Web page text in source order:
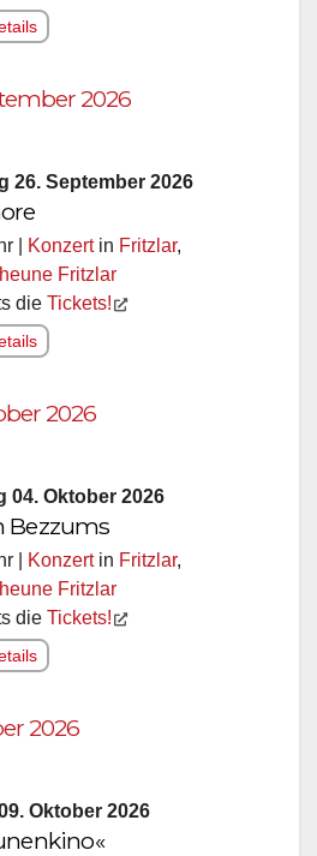
2026
26. September 2026
| Konzertin Fritzlar,
Fritzlar
die Tickets!
2026
04. Oktober 2026
Bezzums
| Konzertin Fritzlar,
Fritzlar
die Tickets!
2026
Oktober 2026